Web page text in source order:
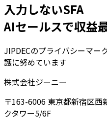
入力しないSFA
AIセールスで収益
JIPDECのプライバシーマー
護に努めています
株式会社ジーニー
〒163-6006 東京都新宿区
クタワー5/6F